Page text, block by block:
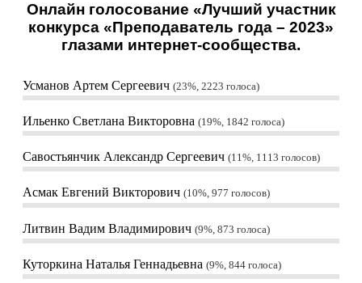
Онлайн голосование «Лучший участник
конкурса «Преподаватель года – 2023»
глазами интернет-сообщества.
Усманов Артем Сергеевич 23%, 2223 голоса
Ильенко Светлана Викторовна 19%, 1842 голоса
Савостьянчик Александр Сергеевич 11%, 1113 голосов
Асмак Евгений Викторович 10%, 977 голосов
Литвин Вадим Владимирович 9%, 873 голоса
Куторкина Наталья Геннадьевна 9%, 844 голоса